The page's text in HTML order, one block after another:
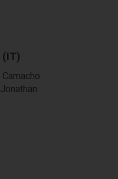
(IT)
Camacho
Jonathan